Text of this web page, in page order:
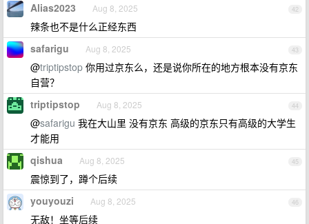
42
Alias2023 Aug 8, 2025
辣条也不是什么正经东西
43
safarigu Aug 8, 2025
@triptipstop 你用过京东么，还是说你所在的地方根本没有京东
自营？
44
triptipstop Aug 8, 2025
@safarigu 我在大山里 没有京东 高级的京东只有高级的大学生
才能用
45
qishua Aug 8, 2025
震惊到了，蹲个后续
46
youyouzi Aug 8, 2025
无敌！坐等后续